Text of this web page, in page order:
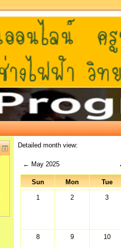
Detailed month view:
← May 2025
Sun Mon Tue
1 2 3
8 9 10